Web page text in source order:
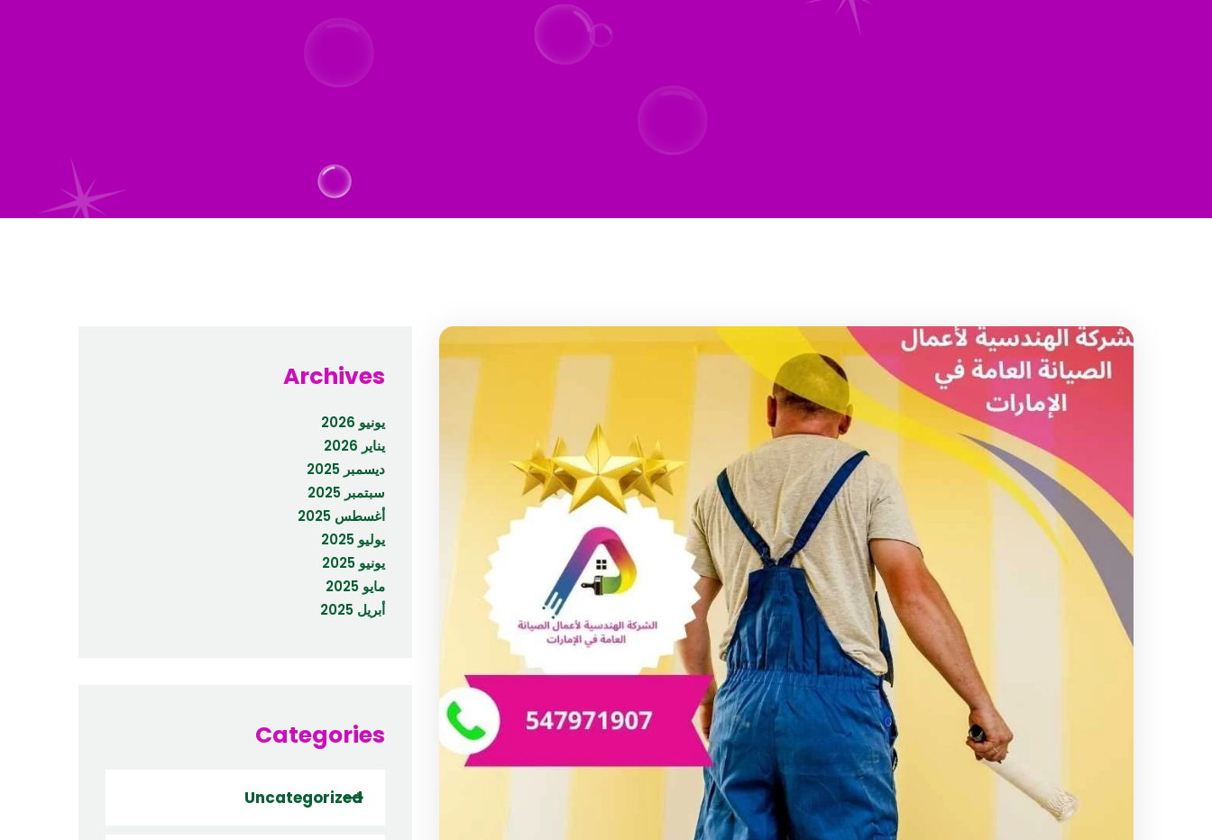
Archives
يونيو 2026
يناير 2026
ديسمبر 2025
سبتمبر 2025
أغسطس 2025
يوليو 2025
يونيو 2025
مايو 2025
أبريل 2025
Categories
Uncategorized